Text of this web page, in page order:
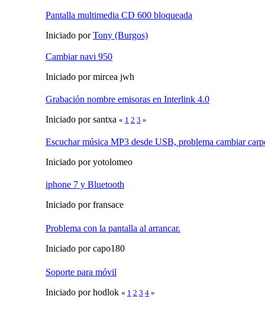
Pantalla multimedia CD 600 bloqueada
Iniciado porTony (Burgos)
Cambiar navi 950
Iniciado por mircea jwh
Grabación nombre emisoras en Interlink 4.0
Iniciado por santxa « 1 2 3 »
Escuchar música MP3 desde USB, problema cambiar
Iniciado por yotolomeo
iphone 7 y Bluetooth
Iniciado por fransace
Problema con la pantalla al arrancar.
Iniciado por capo180
Soporte para móvil
Iniciado por hodlok « 1 2 3 4 »